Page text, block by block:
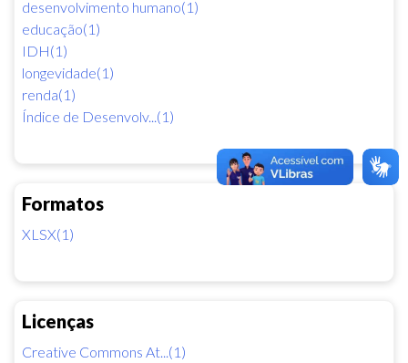
desenvolvimento humano(1)
educação(1)
IDH(1)
longevidade(1)
renda(1)
Índice de Desenvolv...(1)
Formatos
XLSX(1)
Licenças
Creative Commons At...(1)